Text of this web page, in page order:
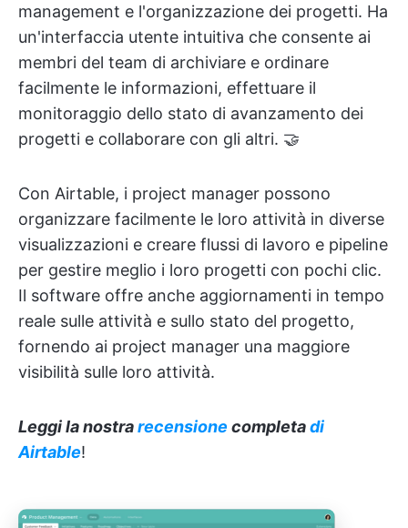
management e l'organizzazione dei progetti. Ha
un'interfaccia utente intuitiva che consente ai
membri del team di archiviare e ordinare
facilmente le informazioni, effettuare il
monitoraggio dello stato di avanzamento dei
progetti e collaborare con gli altri. 🤝
Con Airtable, i project manager possono
organizzare facilmente le loro attività in diverse
visualizzazioni e creare flussi di lavoro e pipeline
per gestire meglio i loro progetti con pochi clic.
Il software offre anche aggiornamenti in tempo
reale sulle attività e sullo stato del progetto,
fornendo ai project manager una maggiore
visibilità sulle loro attività.
Leggi la nostrarecensione completadi
Airtable!